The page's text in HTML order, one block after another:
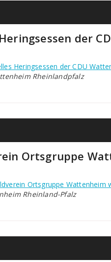
der
Heringsessen der CDU
Rheinlandpfalz
Ortsgruppe
Ortsgruppe Wattenheim
Rheinland-Pfalz